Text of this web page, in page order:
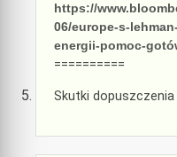
https://
06/europe-s-
energii-pomoc-
==========
Skutki